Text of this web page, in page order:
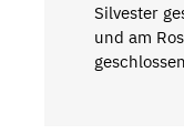
Silvester
und am
geschlossen